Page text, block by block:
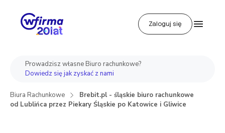
Zaloguj się
Biura Rachunkowe
Brebit.pl - śląskie biuro rachunkowe
od Lublińca przez Piekary Śląskie po Katowice i Gliwice
Prowadzisz własne Biuro rachunkowe?
Dowiedz się jak zyskać z nami